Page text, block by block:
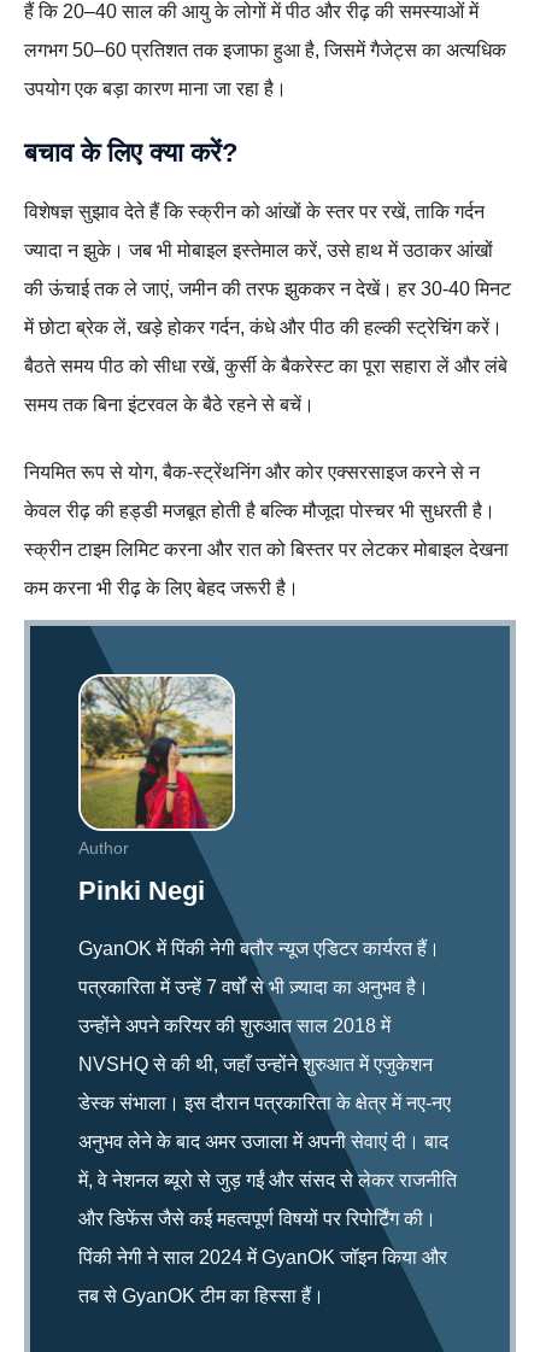
हैं कि 20–40 साल की आयु के लोगों में पीठ और रीढ़ की समस्याओं में
लगभग 50–60 प्रतिशत तक इजाफा हुआ है, जिसमें गैजेट्स का अत्यधिक
उपयोग एक बड़ा कारण माना जा रहा है।
बचाव के लिए क्या करें?
विशेषज्ञ सुझाव देते हैं कि स्क्रीन को आंखों के स्तर पर रखें, ताकि गर्दन
ज्यादा न झुके। जब भी मोबाइल इस्तेमाल करें, उसे हाथ में उठाकर आंखों
की ऊंचाई तक ले जाएं, जमीन की तरफ झुककर न देखें। हर 30-40 मिनट
में छोटा ब्रेक लें, खड़े होकर गर्दन, कंधे और पीठ की हल्की स्ट्रेचिंग करें।
बैठते समय पीठ को सीधा रखें, कुर्सी के बैकरेस्ट का पूरा सहारा लें और लंबे
समय तक बिना इंटरवल के बैठे रहने से बचें।
नियमित रूप से योग, बैक‑स्ट्रेंथनिंग और कोर एक्सरसाइज करने से न
केवल रीढ़ की हड्डी मजबूत होती है बल्कि मौजूदा पोस्चर भी सुधरती है।
स्क्रीन टाइम लिमिट करना और रात को बिस्तर पर लेटकर मोबाइल देखना
कम करना भी रीढ़ के लिए बेहद जरूरी है।
Author
Pinki Negi
GyanOK में पिंकी नेगी बतौर न्यूज एडिटर कार्यरत हैं।
पत्रकारिता में उन्हें 7 वर्षों से भी ज़्यादा का अनुभव है।
उन्होंने अपने करियर की शुरुआत साल 2018 में
NVSHQ से की थी, जहाँ उन्होंने शुरुआत में एजुकेशन
डेस्क संभाला। इस दौरान पत्रकारिता के क्षेत्र में नए-नए
अनुभव लेने के बाद अमर उजाला में अपनी सेवाएं दी। बाद
में, वे नेशनल ब्यूरो से जुड़ गईं और संसद से लेकर राजनीति
और डिफेंस जैसे कई महत्वपूर्ण विषयों पर रिपोर्टिंग की।
पिंकी नेगी ने साल 2024 में GyanOK जॉइन किया और
तब से GyanOK टीम का हिस्सा हैं।